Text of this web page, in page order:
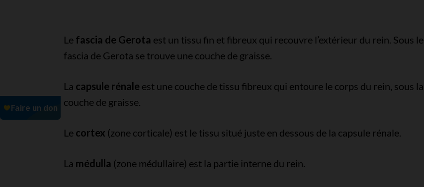
Le fascia de Gerota est un tissu fin et fibreux qui recouvre l’extérieur du rein. Sous le
fascia de Gerota se trouve une couche de graisse.
La capsule rénale est une couche de tissu fibreux qui entoure le corps du rein, sous la
couche de graisse.
Le cortex (zone corticale) est le tissu situé juste en dessous de la capsule rénale.
La médulla (zone médullaire) est la partie interne du rein.